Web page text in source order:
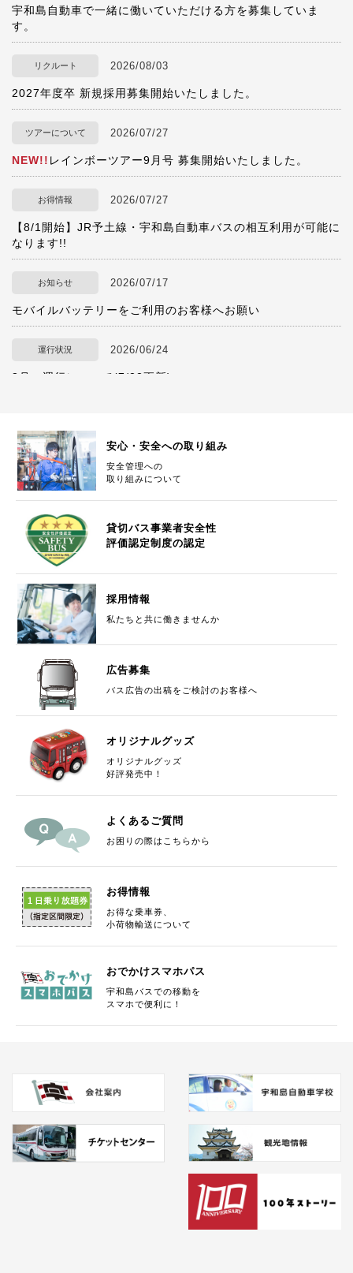
宇和島自動車で一緒に働いていただける方を募集していま
す。
リクルート 2026/08/03
2027年度卒 新規採用募集開始いたしました。
ツアーについて 2026/07/27
NEW!! レインボーツアー9月号 募集開始いたしました。
お得情報 2026/07/27
【8/1開始】JR予土線・宇和島自動車バスの相互利用が可能に
なります!!
お知らせ 2026/07/17
モバイルバッテリーをご利用のお客様へお願い
運行状況 2026/06/24
8月 運行について(7/22更新)
レインボーツアー8月号 募集開始いたしました。
運行状況 2026/06/09
6月・7月 松山道夜間通行止めについて
お知らせ 2026/04/22
【終了】ご参加ありがとうございました4月26日(日)はたら
く車ショーに参加いたします
リクルート
【終了】ご参加ありがとうございました
催のお知らせ
路線バス 2026/03/27
バス停留所名の変更について
路線バス
リクルート
ツアーについて 2025/12/25
2026年 四国霊場八十八ヶ所巡拝 募集開始いたしました。
貸切バス 2025/10/24
11月1日より貸切バスの公示運賃が変わります。
3月25日より『おでかけスマホパス』PayPayでの利用が可能
になります!
路線バス 2025/03/18
4月1日ダイヤ改正について
職員の家族(高校生）の通学定期券代金を100％支給します！
安心・安全への取り組み
安全管理への
取り組みについて
貸切バス事業者安全性
評価認定制度の認定
採用情報
私たちと共に働きませんか
広告募集
バス広告の出稿をご検討のお客様へ
オリジナルグッズ
オリジナルグッズ
好評発売中！
よくあるご質問
お困りの際はこちらから
お得情報
お得な乗車券、
小荷物輸送について
おでかけスマホパス
宇和島バスでの移動を
スマホで便利に！